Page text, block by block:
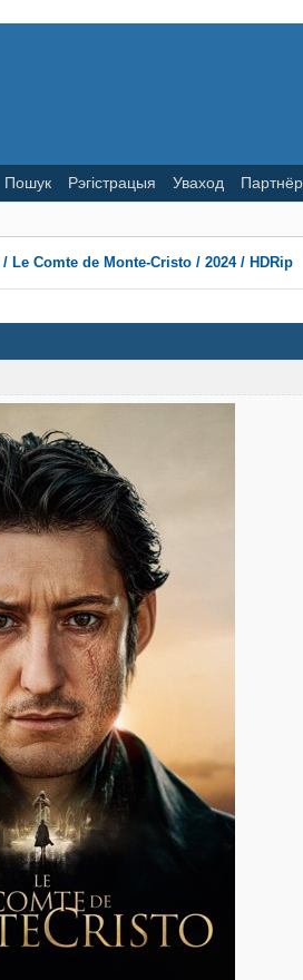
Пошук Рэгістрацыя Уваход
Le Comte de Monte-Cristo / 2024 / HDRip